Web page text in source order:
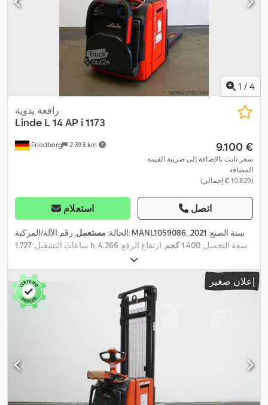
1 / 4
Friedberg 2.393 km
رافعة يدوية
Linde L 14 AP i 1173
‏9.100 €
سعر ثابت بالإضافة إلى ضريبة القيمة
المضافة
(‏10.829 € إجمالي)
استعلام اتصل
الحالة: مستعمل , رقم الآلة/المركبة: MANL1059086 , سنة الصنع: 2021
,
ساعات التشغيل: 1.727 h , سعة التحميل:1.400 كجم , ارتفاع الرفع:4.266
, مركز تحميل الحمولة:
(تريبيليكس), سعة البطارية:375 آه , جهد البطارية: 24 V, عرض إطار
الشوكة:
, طول الشوكات: 1.457 كجم
,
, الطول الكلي: , العرض الكلي:800
, وقود:كهرباء
إعلان صغير